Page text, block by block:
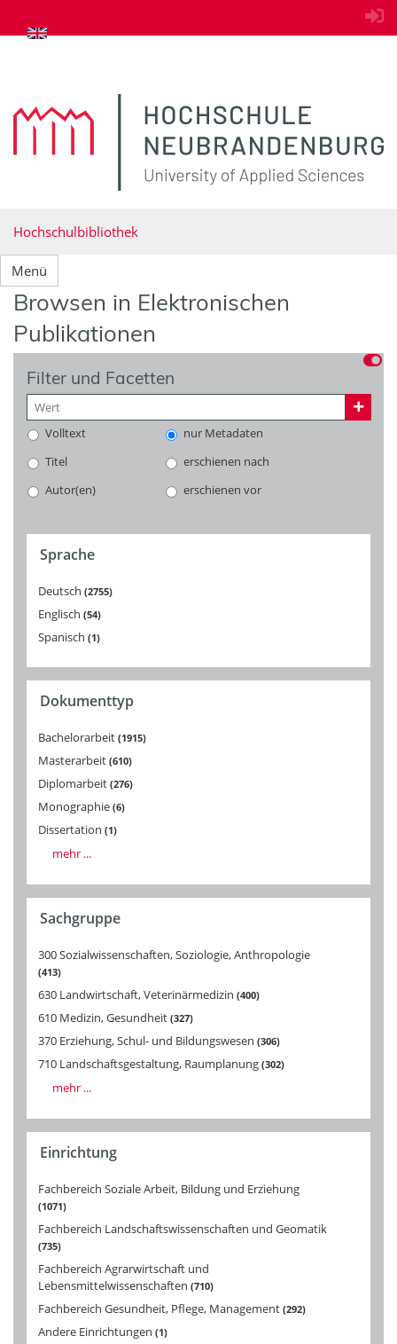
zum Inhalt springen
Hochschulbibliothek
Menü
Browsen in Elektronischen
Publikationen
Filter und Facetten
Volltext
nur Metadaten
Titel
erschienen nach
Autor(en)
erschienen vor
Sprache
Deutsch 2755
Englisch 54
Spanisch 1
Dokumenttyp
Bachelorarbeit 1915
Masterarbeit 610
Diplomarbeit 276
Monographie 6
Dissertation 1
mehr ...
Sachgruppe
300 Sozialwissenschaften, Soziologie, Anthropologie
413
630 Landwirtschaft, Veterinärmedizin 400
610 Medizin, Gesundheit 327
370 Erziehung, Schul- und Bildungswesen 306
710 Landschaftsgestaltung, Raumplanung 302
mehr ...
Einrichtung
Fachbereich Soziale Arbeit, Bildung und Erziehung
1071
Fachbereich Landschaftswissenschaften und Geomatik
735
Fachbereich Agrarwirtschaft und
Lebensmittelwissenschaften 710
Fachbereich Gesundheit, Pflege, Management 292
Andere Einrichtungen 1